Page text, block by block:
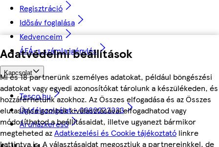
Adatvédelmi beállítások
Mi és 18 partnerünk személyes adatokat, például böngészési
adatokat vagy egyedi azonosítókat tárolunk a készülékeden, és
hozzáférhetünk azokhoz. Az Összes elfogadása és az Összes
elutasítása gombok kiválasztásával elfogadhatod vagy
módosíthatod a beállításaidat, illetve ugyanezt bármikor
megteheted azAdatkezelési és Cookie tájékoztató linkre
kattintva is. A választásaidat megosztjuk a partnereinkkel, de
Regisztráció
Idősáv foglalása
Kedvenceim
ÁFÁ-s számla igénylés
Kapcsolat
Tesco.hu
Ügyfélszolgálat - 0680222333
Áruházkereső